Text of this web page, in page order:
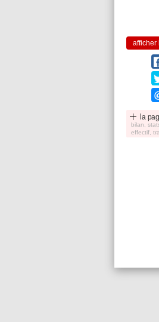
afficher
la
bilan,
effectif,